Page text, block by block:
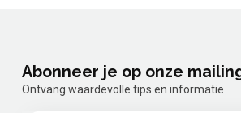
Abonneer je op onze
Ontvang waardevolle tips en informatie